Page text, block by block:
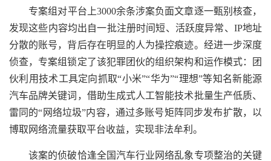
专案组对平台上3000余条涉案负面文章逐一甄别核查，
发现这些内容均出自一批注册时间短、活跃度异常、IP地址
分散的账号，背后存在明显的人为操控痕迹。经进一步深度
侦查，专案组锁定了该犯罪团伙的组织架构和运作模式：团
伙利用技术工具定向抓取“小米”“华为”“理想”等知名新能源
汽车品牌关键词，借助生成式人工智能技术批量生产低质、
雷同的“网络垃圾”内容，通过多账号矩阵同步发布扩散，以
博取网络流量获取平台收益，实现非法牟利。
该案的侦破恰逢全国汽车行业网络乱象专项整治的关键